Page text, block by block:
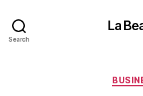
Search
La